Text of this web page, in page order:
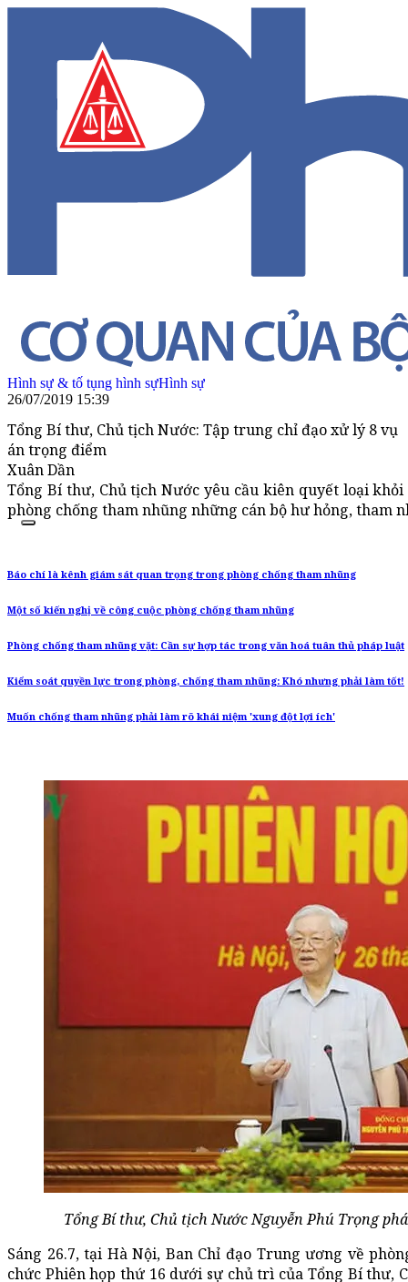
Hình sự & tố tụng hình sựHình sự
26/07/2019 15:39
Tổng Bí thư, Chủ tịch Nước: Tập trung chỉ đạo xử lý 8 vụ
án trọng điểm
Xuân Dần
Tổng Bí thư, Chủ tịch Nước yêu cầu kiên quyết loại
phòng chống tham nhũng những cán bộ hư hỏng, tham
Báo chí là kênh giám sát quan trọng trong phòng chống tham nhũng
Một số kiến nghị về công cuộc phòng chống tham nhũng
Phòng chống tham nhũng vặt: Cần sự hợp tác trong văn hoá tuân thủ pháp luật
Kiểm soát quyền lực trong phòng, chống tham nhũng: Khó nhưng phải làm tốt!
Muốn chống tham nhũng phải làm rõ khái niệm 'xung đột lợi ích'
Tổng Bí thư, Chủ tịch Nước Nguyễn Phú Trọng
Sáng 26.7, tại Hà Nội, Ban Chỉ đạo Trung ương về
chức Phiên họp thứ 16 dưới sự chủ trì của Tổng Bí thư,